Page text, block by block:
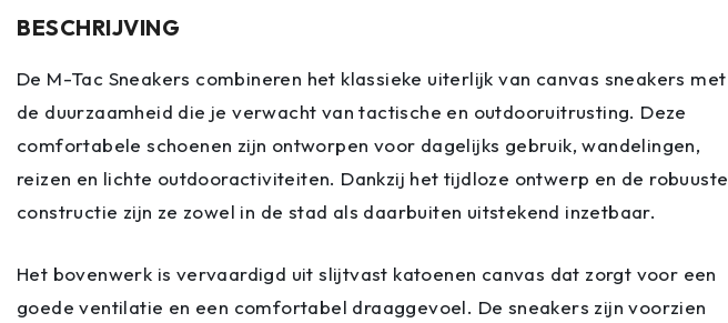
BESCHRIJVING
De M-Tac Sneakers combineren het klassieke uiterlijk van canvas sneakers met
de duurzaamheid die je verwacht van tactische en outdooruitrusting. Deze
comfortabele schoenen zijn ontworpen voor dagelijks gebruik, wandelingen,
reizen en lichte outdooractiviteiten. Dankzij het tijdloze ontwerp en de robuuste
constructie zijn ze zowel in de stad als daarbuiten uitstekend inzetbaar.
Het bovenwerk is vervaardigd uit slijtvast katoenen canvas dat zorgt voor een
goede ventilatie en een comfortabel draaggevoel. De sneakers zijn voorzien